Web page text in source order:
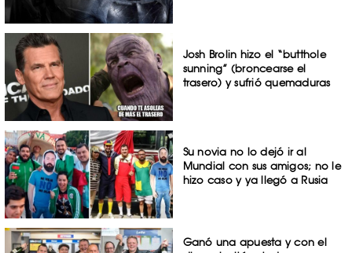
Josh Brolin hizo el “butthole
sunning” (broncearse el
trasero) y sufrió quemaduras
Su novia no lo dejó ir al
Mundial con sus amigos; no le
hizo caso y ya llegó a Rusia
Ganó una apuesta y con el